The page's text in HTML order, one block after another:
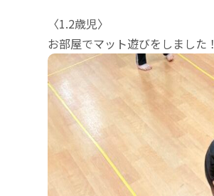
〈1.2歳児〉
お部屋でマット遊びをしました！